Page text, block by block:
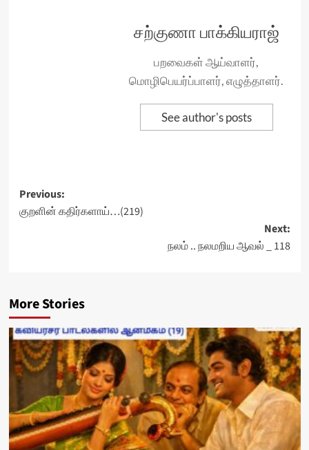
சற்குணா பாக்கியராஜ்
பறவைகள் ஆய்வாளர்,
மொழிபெயர்ப்பாளர், எழுத்தாளர்.
See author's posts
Post
navigation
Previous:
குறளின் கதிர்களாய்…(219)
Next:
நலம் .. நலமறிய ஆவல் _ 118
More Stories